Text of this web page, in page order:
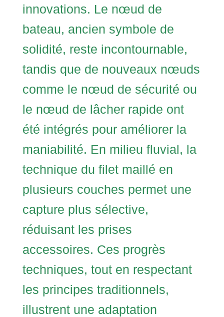
innovations. Le nœud de
bateau, ancien symbole de
solidité, reste incontournable,
tandis que de nouveaux nœuds
comme le nœud de sécurité ou
le nœud de lâcher rapide ont
été intégrés pour améliorer la
maniabilité. En milieu fluvial, la
technique du filet maillé en
plusieurs couches permet une
capture plus sélective,
réduisant les prises
accessoires. Ces progrès
techniques, tout en respectant
les principes traditionnels,
illustrent une adaptation